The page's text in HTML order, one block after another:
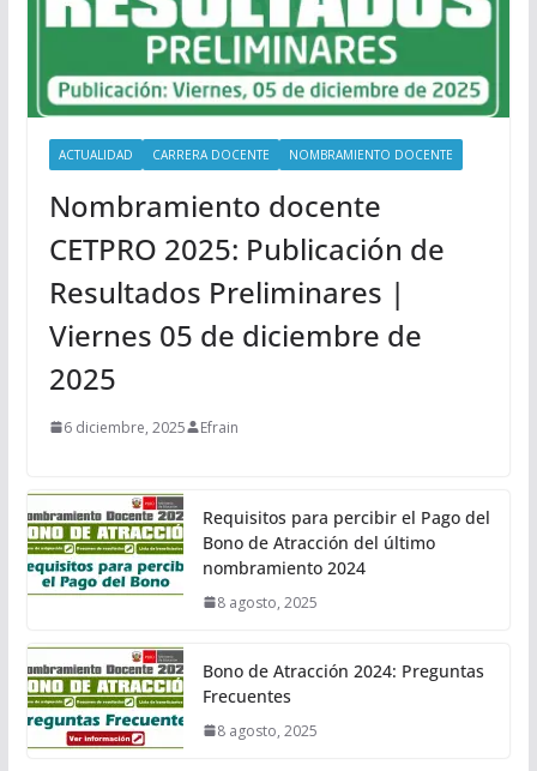
ACTUALIDAD CARRERA DOCENTE NOMBRAMIENTO DOCENTE
Nombramiento docente
CETPRO 2025: Publicación de
Resultados Preliminares |
Viernes 05 de diciembre de
2025
6 diciembre, 2025 Efrain
Requisitos para percibir el Pago del
Bono de Atracción del último
nombramiento 2024
8 agosto, 2025
Bono de Atracción 2024: Preguntas
Frecuentes
8 agosto, 2025